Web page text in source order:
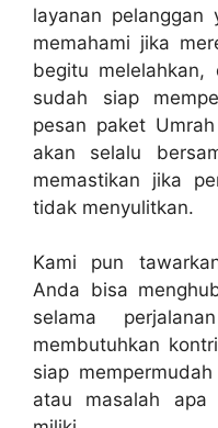
layanan pelanggan
memahami jika
begitu
sudah siap
pesan paket
akan selalu
memastikan jika
tidak menyulitkan.
Kami pun
Anda bisa
selama
membutuhkan
siap
atau masalah